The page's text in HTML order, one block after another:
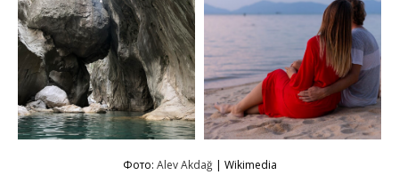
Фото: Alev Akdağ| Wikimedia